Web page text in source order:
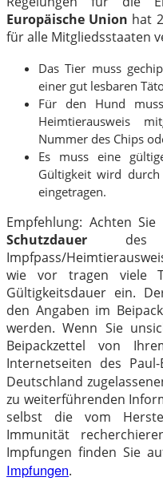
Europäische Union hat
für alle Mitgliedsstaaten
Das Tier muss
einer gut lesbaren
Für den Hund
Heimtierausweis
Nummer des Chips
Es muss eine
Gültigkeit wird
eingetragen.
Empfehlung: Achten
Schutzdauer des
Impfpass/
wie vor tragen viele
Gültigkeitsdauer ein.
den Angaben im
werden. Wenn Sie
Beipackzettel von
Internetseiten des
Deutschland
zu weiterführenden
selbst die vom
Immunität
Impfungen finden Sie
Impfungen.